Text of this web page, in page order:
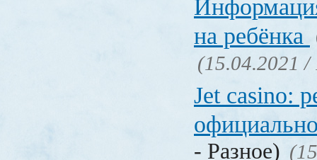
на ребёнка
(15.04.2021 /
Jet casino:
- Разное)